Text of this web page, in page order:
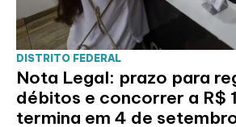
DISTRITO FEDERAL
Nota Legal: prazo para
débitos e concorrer a R$
termina em 4 de